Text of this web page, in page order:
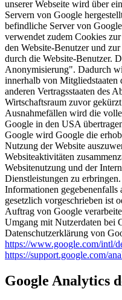
unserer Webseite wird über
Servern von Google
befindliche Server von
verwendet zudem Cookies
den Website-Benutzer und
durch die Website-Benutzer.
Anonymisierung". Dadurch
innerhalb von Mitgliedstaaten
anderen Vertragsstaaten des
Wirtschaftsraum zuvor
Ausnahmefällen wird die
Google in den USA
Google wird Google die
Nutzung der Website
Websiteaktivitäten
Websitenutzung und der
Dienstleistungen zu
Informationen gegebenenfalls
gesetzlich vorgeschrieben ist
Auftrag von Google
Umgang mit Nutzerdaten bei
Datenschutzerklärung von
https://www.google.com/intl/
https://support.google.com/
Google Analytics